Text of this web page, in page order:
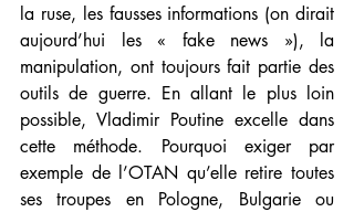
la ruse, les fausses informations (on dirait
aujourd’hui les « fake news »), la
manipulation, ont toujours fait partie des
outils de guerre. En allant le plus loin
possible, Vladimir Poutine excelle dans
cette méthode. Pourquoi exiger par
exemple de l’OTAN qu’elle retire toutes
ses troupes en Pologne, Bulgarie ou